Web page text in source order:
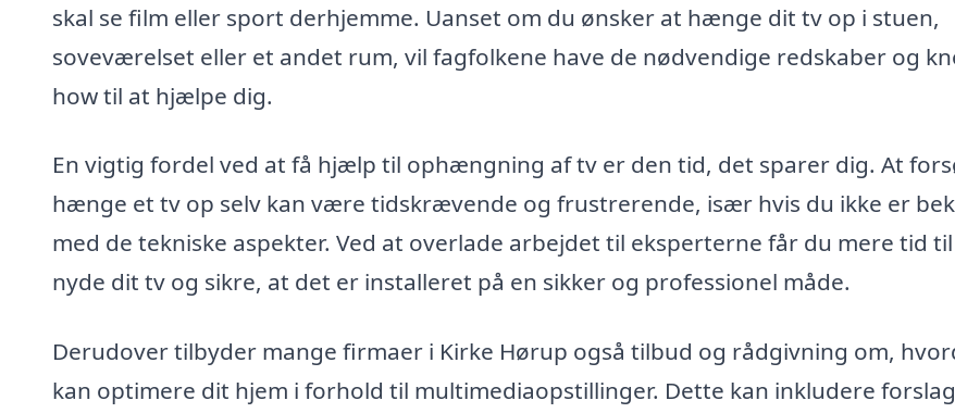
skal se film eller sport derhjemme. Uanset om du ønsker at hænge dit tv op i stuen,
soveværelset eller et andet rum, vil fagfolkene have de nødvendige redskaber og
how til at hjælpe dig.
En vigtig fordel ved at få hjælp til ophængning af tv er den tid, det sparer dig. At
hænge et tv op selv kan være tidskrævende og frustrerende, især hvis du ikke er
med de tekniske aspekter. Ved at overlade arbejdet til eksperterne får du mere tid
nyde dit tv og sikre, at det er installeret på en sikker og professionel måde.
Derudover tilbyder mange firmaer i Kirke Hørup også tilbud og rådgivning om,
kan optimere dit hjem i forhold til multimediaopstillinger. Dette kan inkludere